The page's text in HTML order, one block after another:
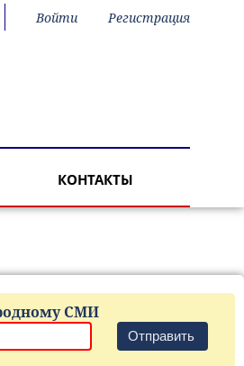
Войти Регистрация
КОНТАКТЫ
СМИ
Отправить